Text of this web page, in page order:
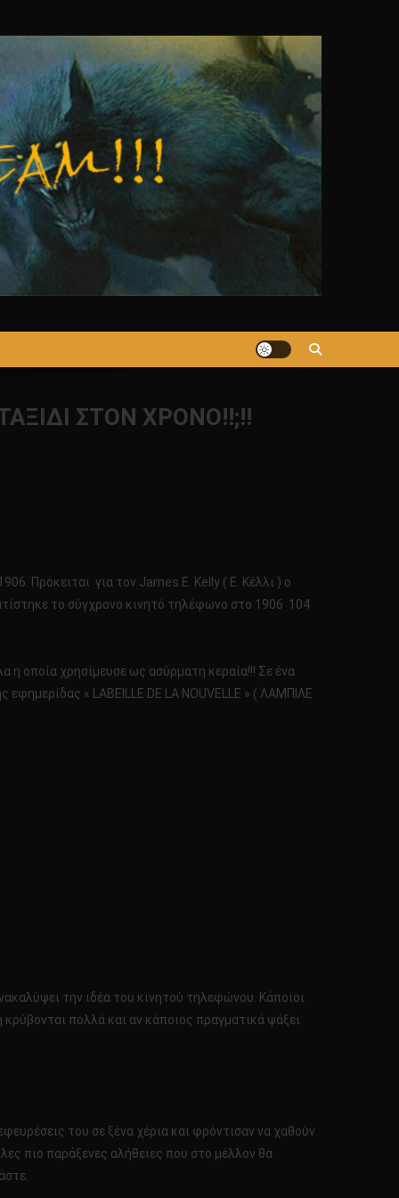
ΣΤΟΝ ΧΡΟΝΟ!!;!!
Πρόκειται για τον James E. Kelly ( Ε. Κέλλι ) ο
το σύγχρονο κινητό τηλέφωνο στο 1906 104
οποία χρησίμευσε ως ασύρματη κεραία!!! Σε ένα
« LAΒΕILLE DE LA NOUVELLE » ( ΛΑΜΠΙΛΕ
την ιδέα του κινητού τηλεφώνου. Κάποιοι
πολλά και αν κάποιος πραγματικά ψάξει
του σε ξένα χέρια και φρόντισαν να χαθούν
πιο παράξενες αλήθειες που στο μέλλον θα